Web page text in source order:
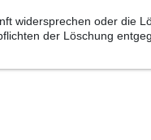
widersprechen oder die
der Löschung